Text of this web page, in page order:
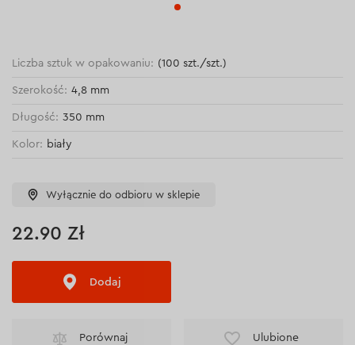
Liczba sztuk w opakowaniu: (100 szt./szt.)
Szerokość: 4,8 mm
Długość: 350 mm
Kolor: biały
Wyłącznie do odbioru w sklepie
22.90 Zł
Dodaj
Porównaj Ulubione